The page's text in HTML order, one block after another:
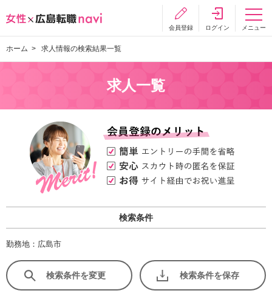
会員登録 ログイン メニュー
ホーム 求人情報の検索結果一覧
求人一覧
検索条件
勤務地：広島市
検索条件を変更 検索条件を保存